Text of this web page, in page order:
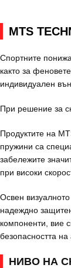
MTS
Спортните
както за
индивидуален
При решение за
Продуктите на
пружини са
забележите
при високи
Освен
надеждно
компоненти, вие
безопасността
НИВО НА